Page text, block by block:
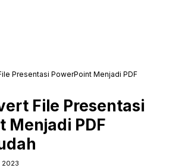
Presentasi PowerPoint Menjadi PDF
File Presentasi
Menjadi PDF
2023